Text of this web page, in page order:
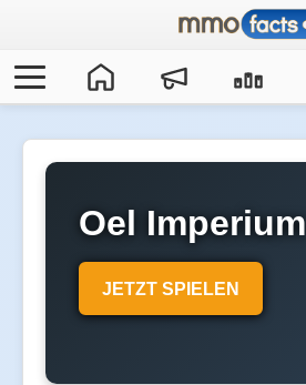
Oel Imperium
JETZT SPIELEN